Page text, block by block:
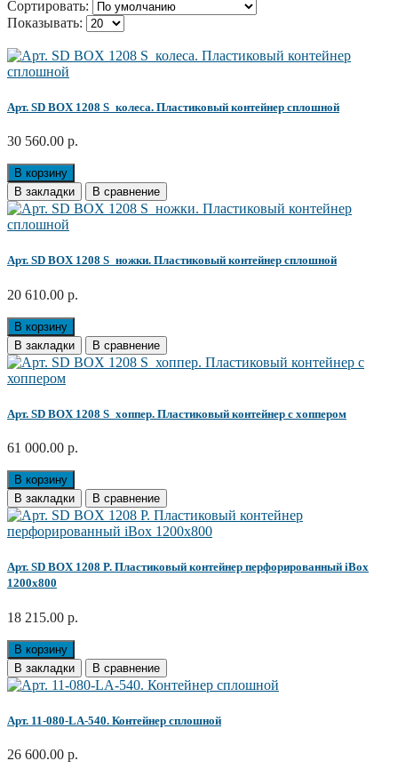
Сортировать:
Показывать:
Арт. SD BOX 1208 S_колеса. Пластиковый контейнер сплошной
30 560.00 р.
В корзину
В закладки
В сравнение
Арт. SD BOX 1208 S_ножки. Пластиковый контейнер сплошной
20 610.00 р.
В корзину
В закладки
В сравнение
Арт. SD BOX 1208 S_хоппер. Пластиковый контейнер с хоппером
61 000.00 р.
В корзину
В закладки
В сравнение
Арт. SD BOX 1208 P. Пластиковый контейнер перфорированный iBox
1200х800
18 215.00 р.
В корзину
В закладки
В сравнение
Арт. 11-080-LA-540. Контейнер сплошной
26 600.00 р.